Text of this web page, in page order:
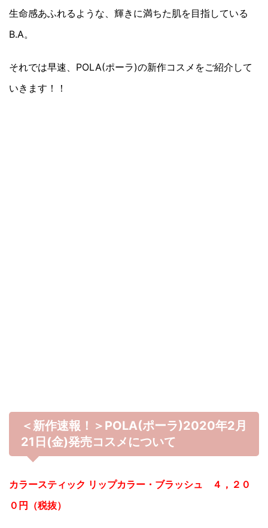
生命感あふれるような、輝きに満ちた肌を目指している
B.A。
それでは早速、POLA(ポーラ)の新作コスメをご紹介して
いきます！！
＜新作速報！＞POLA(ポーラ)2020年2月
21日(金)発売コスメについて
カラースティック リップカラー・ブラッシュ ４，２０
０円（税抜）